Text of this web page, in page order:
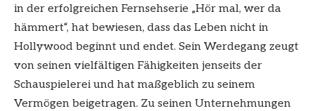
in der erfolgreichen Fernsehserie „Hör mal, wer da
hämmert“, hat bewiesen, dass das Leben nicht in
Hollywood beginnt und endet. Sein Werdegang zeugt
von seinen vielfältigen Fähigkeiten jenseits der
Schauspielerei und hat maßgeblich zu seinem
Vermögen beigetragen. Zu seinen Unternehmungen